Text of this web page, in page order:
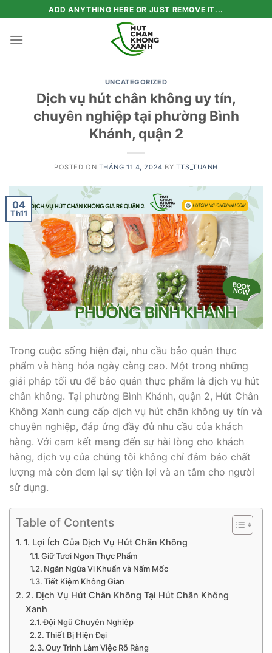
to
content
ADD ANYTHING HERE OR JUST REMOVE IT...
UNCATEGORIZED
Dịch vụ hút chân không uy tín,
chuyên nghiệp tại phường Bình
Khánh, quận 2
POSTED ON THÁNG 11 4, 2024 BY TTS_TUANH
04
Th11
Trong cuộc sống hiện đại, nhu cầu bảo quản thực
phẩm và hàng hóa ngày càng cao. Một trong những
giải pháp tối ưu để bảo quản thực phẩm là dịch vụ hút
chân không. Tại phường Bình Khánh, quận 2, Hút Chân
Không Xanh cung cấp dịch vụ hút chân không uy tín và
chuyên nghiệp, đáp ứng đầy đủ nhu cầu của khách
hàng. Với cam kết mang đến sự hài lòng cho khách
hàng, dịch vụ của chúng tôi không chỉ đảm bảo chất
lượng mà còn đem lại sự tiện lợi và an tâm cho người
sử dụng.
Table of Contents
1. Lợi Ích Của Dịch Vụ Hút Chân Không
Giữ Tươi Ngon Thực Phẩm
Ngăn Ngừa Vi Khuẩn và Nấm Mốc
Tiết Kiệm Không Gian
2. Dịch Vụ Hút Chân Không Tại Hút Chân Không
Xanh
Đội Ngũ Chuyên Nghiệp
Thiết Bị Hiện Đại
Quy Trình Làm Việc Rõ Ràng